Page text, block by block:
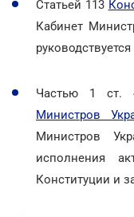
Статьей 113
Кабинет
Частью 1 ст.
Министров
Министров
исполнения
Конституции и